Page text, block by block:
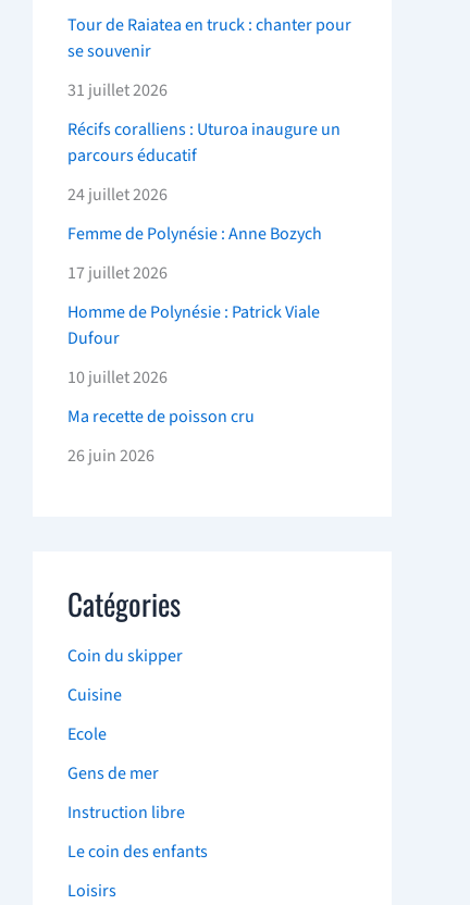
Tour de Raiatea en truck : chanter pour
se souvenir
31 juillet 2026
Récifs coralliens : Uturoa inaugure un
parcours éducatif
24 juillet 2026
Femme de Polynésie : Anne Bozych
17 juillet 2026
Homme de Polynésie : Patrick Viale
Dufour
10 juillet 2026
Ma recette de poisson cru
26 juin 2026
Catégories
Coin du skipper
Cuisine
Ecole
Gens de mer
Instruction libre
Le coin des enfants
Loisirs